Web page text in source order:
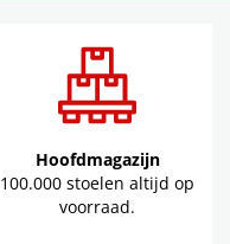
Hoofdmagazijn
100.000 stoelen altijd op
voorraad.